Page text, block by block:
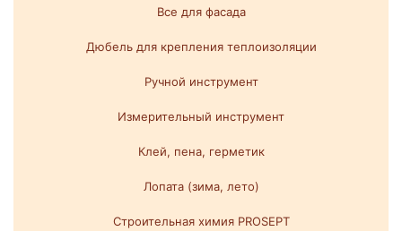
Все для фасада
Дюбель для крепления теплоизоляции
Ручной инструмент
Измерительный инструмент
Клей, пена, герметик
Лопата (зима, лето)
Строительная химия PROSEPT